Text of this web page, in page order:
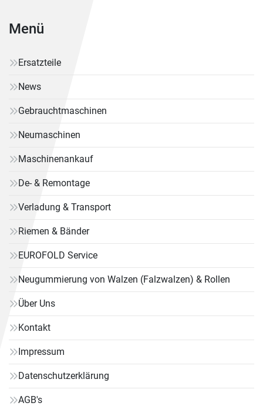
Menü
Ersatzteile
News
Gebrauchtmaschinen
Neumaschinen
Maschinenankauf
De- & Remontage
Verladung & Transport
Riemen & Bänder
EUROFOLD Service
Neugummierung von Walzen (Falzwalzen) & Rollen
Über Uns
Kontakt
Impressum
Datenschutzerklärung
AGB's